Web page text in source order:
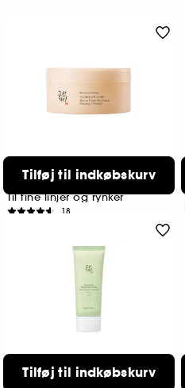
Revive Under Eye Patch
Til fine linjer og rynker
18
Tilføj til indkøbskurv
Dayscreen Moisturizer SPF 30
Tilføj til indkøbskurv